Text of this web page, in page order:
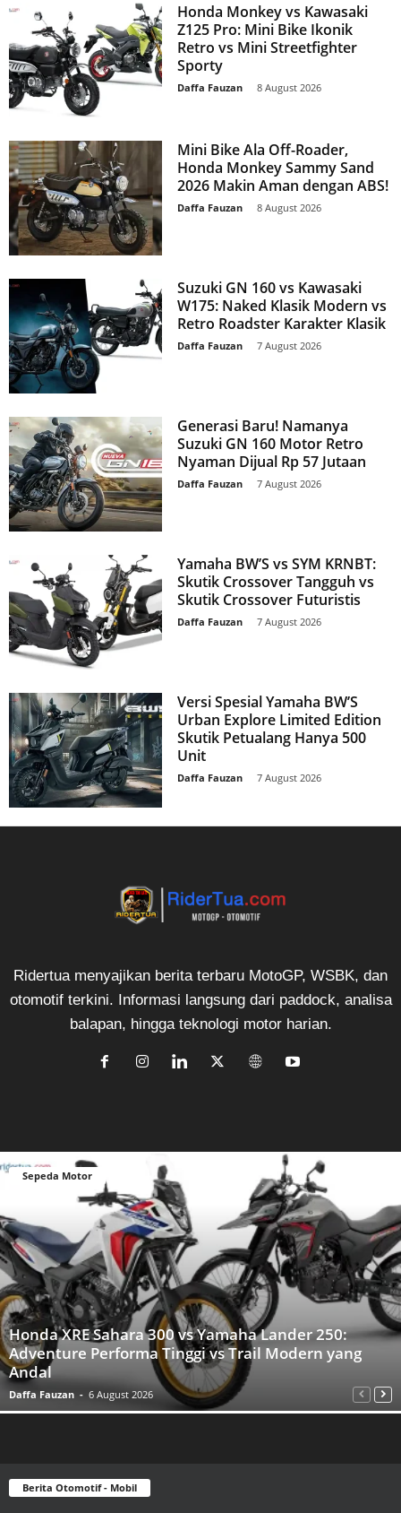
Honda Monkey vs Kawasaki
Z125 Pro: Mini Bike Ikonik
Retro vs Mini Streetfighter
Sporty
Daffa Fauzan 8 August 2026
Mini Bike Ala Off-Roader,
Honda Monkey Sammy Sand
2026 Makin Aman dengan ABS!
Daffa Fauzan 8 August 2026
Suzuki GN 160 vs Kawasaki
W175: Naked Klasik Modern vs
Retro Roadster Karakter Klasik
Daffa Fauzan 7 August 2026
Generasi Baru! Namanya
Suzuki GN 160 Motor Retro
Nyaman Dijual Rp 57 Jutaan
Daffa Fauzan 7 August 2026
Yamaha BW’S vs SYM KRNBT:
Skutik Crossover Tangguh vs
Skutik Crossover Futuristis
Daffa Fauzan 7 August 2026
Versi Spesial Yamaha BW’S
Urban Explore Limited Edition
Skutik Petualang Hanya 500
Unit
Daffa Fauzan 7 August 2026
Ridertua menyajikan berita terbaru MotoGP, WSBK, dan
otomotif terkini. Informasi langsung dari paddock, analisa
balapan, hingga teknologi motor harian.
Sepeda Motor
Honda XRE Sahara 300 vs Yamaha Lander 250:
Adventure Performa Tinggi vs Trail Modern yang
Andal
Daffa Fauzan - 6 August 2026
Berita Otomotif - Mobil